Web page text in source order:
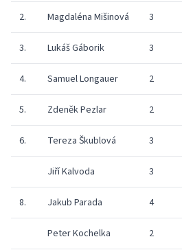
2. Magdaléna Mišinová 3
3. Lukáš Gáborik 3
4. Samuel Longauer 2
5. Zdeněk Pezlar 2
6. Tereza Škublová 3
Jiří Kalvoda 3
8. Jakub Parada 4
Peter Kochelka 2